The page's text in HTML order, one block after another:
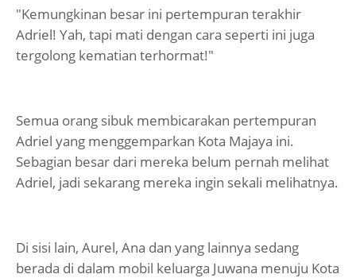
"Kemungkinan besar ini pertempuran terakhir
Adriel! Yah, tapi mati dengan cara seperti ini juga
tergolong kematian terhormat!"
Semua orang sibuk membicarakan pertempuran
Adriel yang menggemparkan Kota Majaya ini.
Sebagian besar dari mereka belum pernah melihat
Adriel, jadi sekarang mereka ingin sekali melihatnya.
Di sisi lain, Aurel, Ana dan yang lainnya sedang
berada di dalam mobil keluarga Juwana menuju Kota